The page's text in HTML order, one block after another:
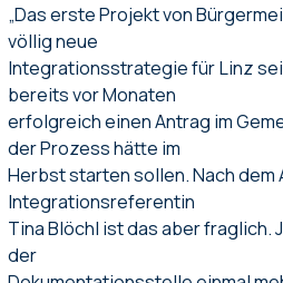
„Das erste Projekt von
völlig neue
Integrationsstrategie für Linz
bereits vor Monaten
erfolgreich einen Antrag im
der Prozess hätte im
Herbst starten sollen. Nach
Integrationsreferentin
Tina Blöchl ist das aber
der